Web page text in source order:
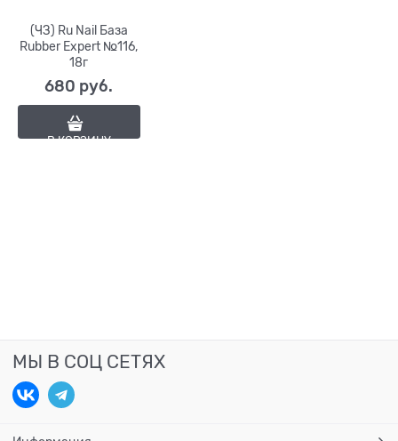
(ЧЗ) Ru Nail База
Rubber Expert №116,
18г
680 руб.
В КОРЗИНУ
МЫ В СОЦ СЕТЯХ